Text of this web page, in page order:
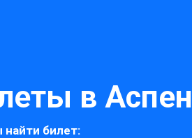
в Аспен
билет: